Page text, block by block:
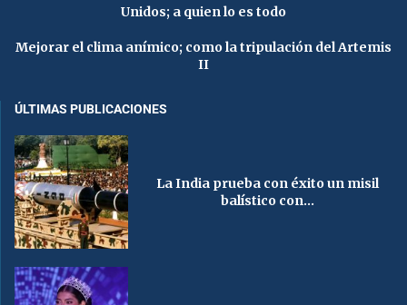
Unidos; a quien lo es todo
Mejorar el clima anímico; como la tripulación del Artemis
II
ÚLTIMAS PUBLICACIONES
La India prueba con éxito un misil
balístico con...